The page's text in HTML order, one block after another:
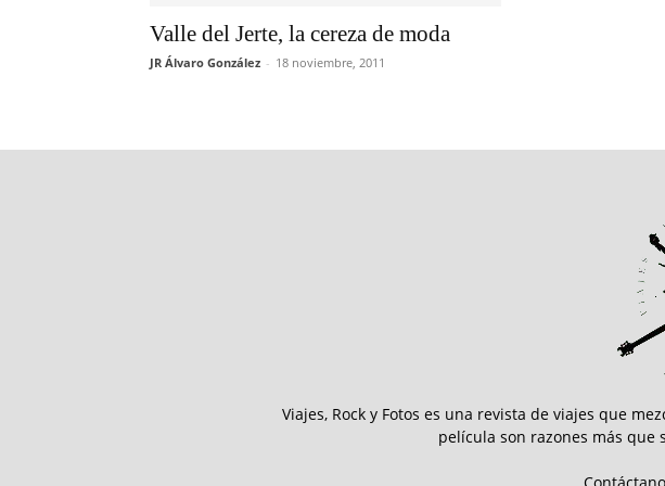
Valle del Jerte, la cereza de moda
JR Álvaro González - 18 noviembre, 2011
Viajes, Rock y Fotos es una revista de viajes que
película son razones más